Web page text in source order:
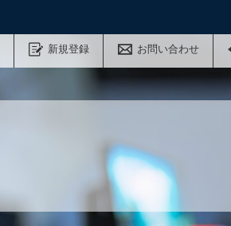
新規登録 お問い合わせ